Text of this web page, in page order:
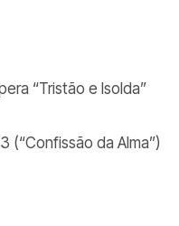
“Tristão e Isolda”
(“Confissão da Alma”)